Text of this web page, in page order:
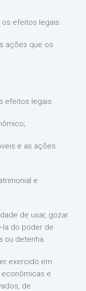
os efeitos legais:
ações que os
efeitos legais:
e as ações
e
de usar, gozar
la do poder de
ou detenha.
exercido em
e
de